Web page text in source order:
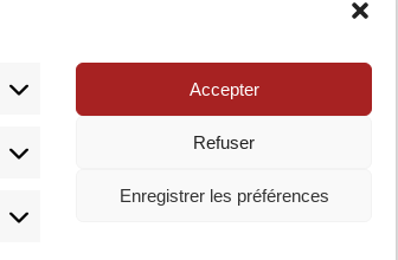
Accepter
Refuser
Enregistrer les préférences